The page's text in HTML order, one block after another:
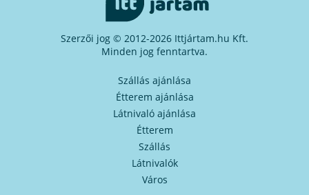
Szerzői jog © 2012-2026 Ittjártam.hu Kft.
Minden jog fenntartva.
Szállás ajánlása
Étterem ajánlása
Látnivaló ajánlása
Étterem
Szállás
Látnivalók
Város